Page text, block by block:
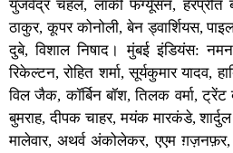
युजवेंद्र चहल, लॉकी फर्ग्यूसन, हरप्रीत
ठाकुर, कूपर कोनोली, बेन ड्वार्शियस,
दुबे, विशाल निषाद। मुंबई इंडियंस:
रिकेल्टन, रोहित शर्मा, सूर्यकुमार यादव,
विल जैक, कॉर्बिन बॉश, तिलक वर्मा,
बुमराह, दीपक चाहर, मयंक मारकंडे,
मालेवार, अथर्व अंकोलेकर, एएम ग़ज़नफ़र,